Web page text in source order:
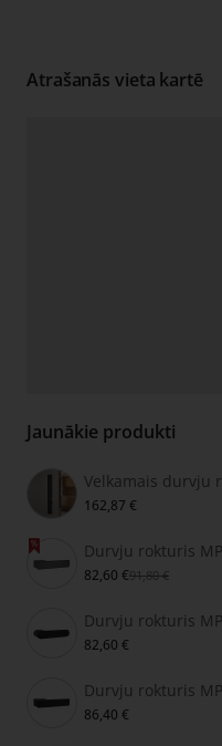
Atrašanās vieta kartē
Jaunākie produkti
162,87 €
82,60 €91,80 €
Durvju rokturis
82,60 €
Durvju rokturis
86,40 €